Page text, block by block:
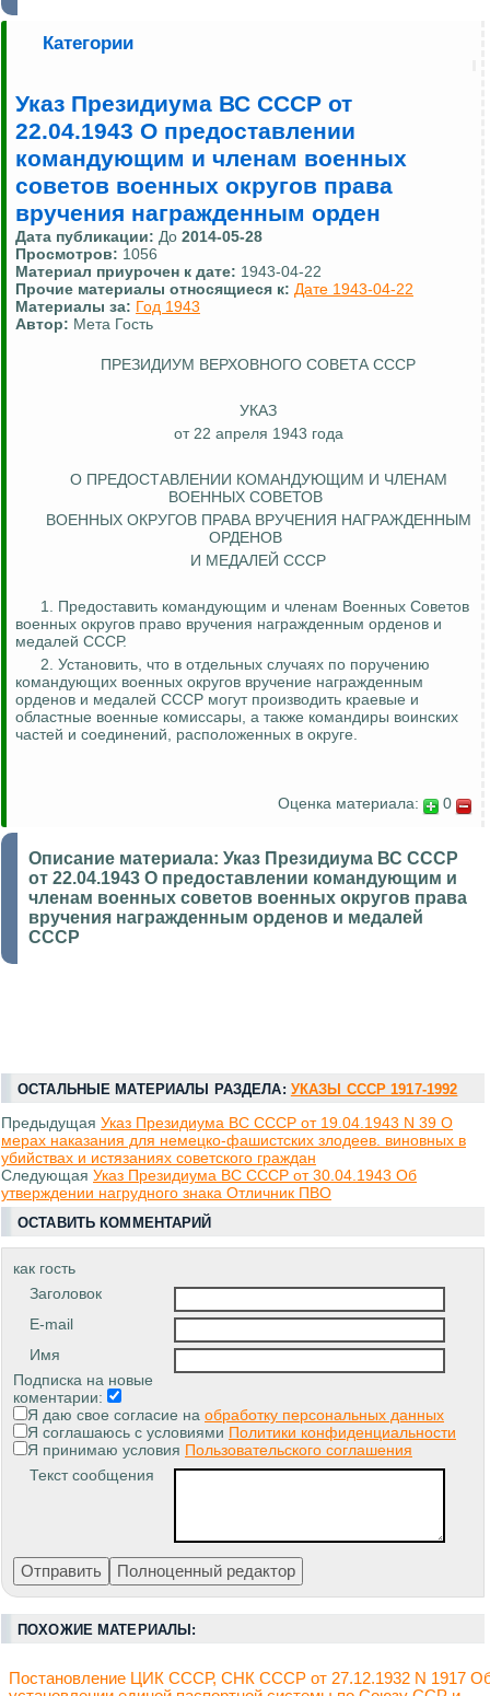
Категории
Указ Президиума ВС СССР от
22.04.1943 О предоставлении
командующим и членам военных
советов военных округов права
вручения награжденным орден
Дата публикации: До 2014-05-28
Просмотров: 1056
Материал приурочен к дате: 1943-04-22
Прочие материалы относящиеся к: Дате 1943-04-22
Материалы за: Год 1943
Автор: Мета Гость
ПРЕЗИДИУМ ВЕРХОВНОГО СОВЕТА СССР
УКАЗ
от 22 апреля 1943 года
О ПРЕДОСТАВЛЕНИИ КОМАНДУЮЩИМ И ЧЛЕНАМ
ВОЕННЫХ СОВЕТОВ
ВОЕННЫХ ОКРУГОВ ПРАВА ВРУЧЕНИЯ НАГРАЖДЕННЫМ
ОРДЕНОВ
И МЕДАЛЕЙ СССР
1. Предоставить командующим и членам Военных Советов
военных округов право вручения награжденным орденов и
медалей СССР.
2. Установить, что в отдельных случаях по поручению
командующих военных округов вручение награжденным
орденов и медалей СССР могут производить краевые и
областные военные комиссары, а также командиры воинских
частей и соединений, расположенных в округе.
Оценка материала: 0
Описание материала: Указ Президиума ВС СССР
от 22.04.1943 О предоставлении командующим и
членам военных советов военных округов права
вручения награжденным орденов и медалей
СССР
ОСТАЛЬНЫЕ МАТЕРИАЛЫ РАЗДЕЛА: УКАЗЫ СССР 1917-1992
Предыдущая Указ Президиума ВС СССР от 19.04.1943 N 39 О
мерах наказания для немецко-фашистских злодеев. виновных в
убийствах и истязаниях советского граждан
Следующая Указ Президиума ВС СССР от 30.04.1943 Об
утверждении нагрудного знака Отличник ПВО
ОСТАВИТЬ КОММЕНТАРИЙ
как гость
Заголовок
E-mail
Имя
Подписка на новые
коментарии:
Я даю свое согласие на обработку персональных данных
Я соглашаюсь с условиями Политики конфиденциальности
Я принимаю условия Пользовательского соглашения
Текст сообщения
ПОХОЖИЕ МАТЕРИАЛЫ:
Постановление ЦИК СССР, СНК СССР от 27.12.1932 N 1917